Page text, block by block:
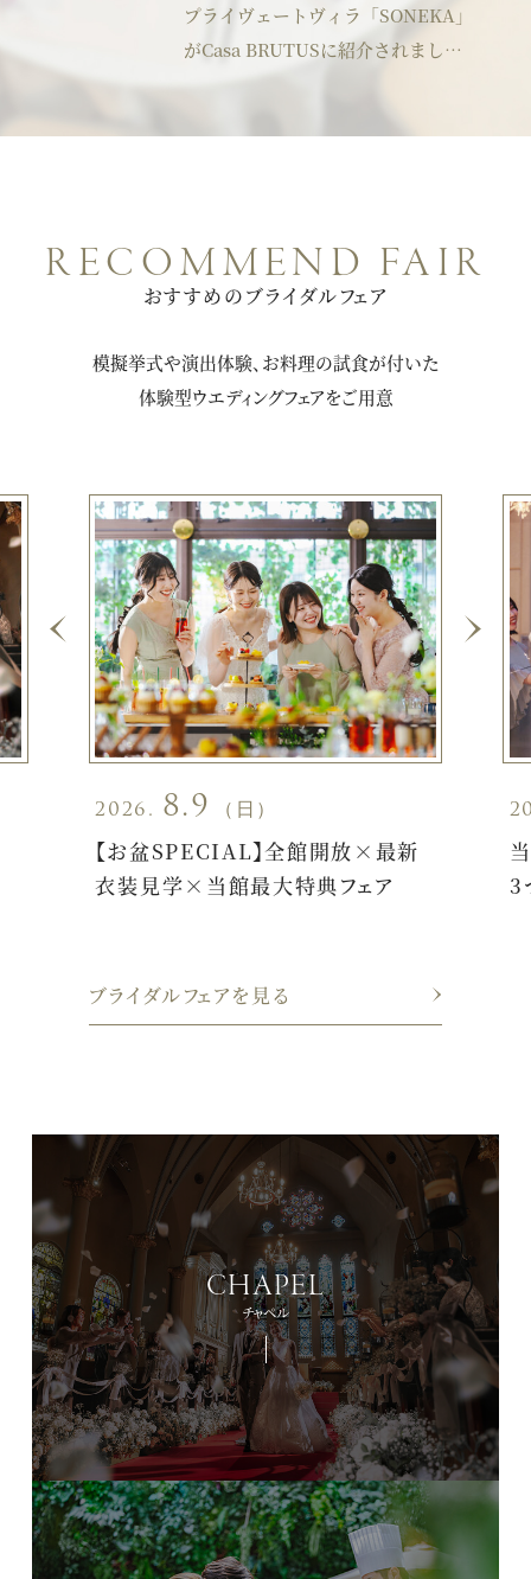
パティスリーご利用の方はこちら
プライバシーポリシー 運営会社情報
プライヴェートヴィラ「SONEKA」
がCasa BRUTUSに紹介されまし
RECOMMEND FAIR
おすすめのブライダルフェア
模擬挙式や演出体験、お料理の試食が付いた
体験型ウエディングフェアをご用意
2026. 8.9
（日）
【お盆SPECIAL】全館開放×最新
衣装見学×当館最大特典フェア
3
ブライダルフェアを見る
CHAPEL
チャペル